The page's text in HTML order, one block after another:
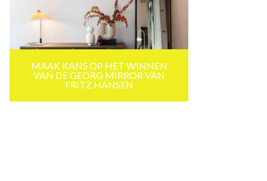
MAAK KANS OP HET WINNEN
VAN DE GEORG MIRROR VAN
FRITZ HANSEN